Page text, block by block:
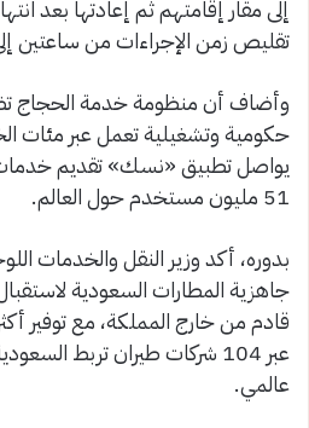
إلى مقار إقامتهم ثم إعادتها بعد
تقليص زمن الإجراءات من ساعتين إلى نحو 15
حكومية وتشغيلية تعمل عبر مئات
يواصل تطبيق «نسك» تقديم خدمات
51 مليون مستخدم حول العالم.
بدوره، أكد وزير النقل والخدمات
عالمي.